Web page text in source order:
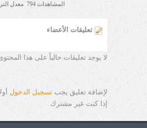
المشاهدات 794 معدل الترشيح
تعليقات الأعضاء
لا يوجد تعليقات حالياً على هذا
لإضافة تعليق يجبتسجيل الدخول
إذا كنت غير مشترك